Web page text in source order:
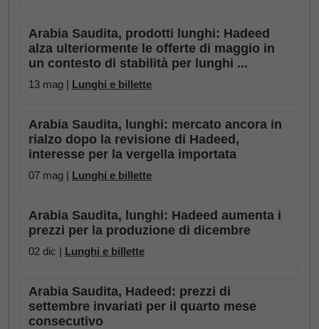
Arabia Saudita, prodotti lunghi: Hadeed
alza ulteriormente le offerte di maggio in
un contesto di stabilità per lunghi ...
13 mag | Lunghi e billette
Arabia Saudita, lunghi: mercato ancora in
rialzo dopo la revisione di Hadeed,
interesse per la vergella importata
07 mag | Lunghi e billette
Arabia Saudita, lunghi: Hadeed aumenta i
prezzi per la produzione di dicembre
02 dic | Lunghi e billette
Arabia Saudita, Hadeed: prezzi di
settembre invariati per il quarto mese
consecutivo